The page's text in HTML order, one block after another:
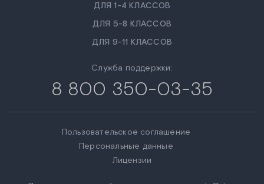
ДЛЯ 1-4 КЛАССОВ
ДЛЯ 5-8 КЛАССОВ
ДЛЯ 9-11 КЛАССОВ
Служба поддержки:
8 800 350-03-35
Пользовательское соглашение
Персональные данные
Лицензии